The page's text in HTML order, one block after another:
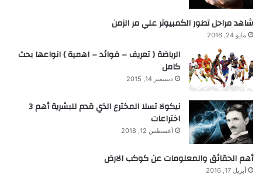
شاهد مراحل تطور الكمبيوتر علي مر الزمن
مايو 24, 2016
الرياضة ( تعريف – فوائد – اهمية ) انواعها بحث
كامل
ديسمبر 14, 2015
نيكولا تسلا المخترع الذي قدم للبشرية أهم 3
اختراعات
أغسطس 12, 2018
أهم الحقائق والمعلومات عن كوكب الارض
أبريل 17, 2016